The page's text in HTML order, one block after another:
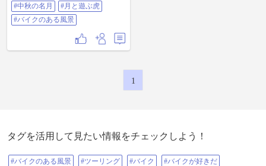
馬鹿にしたように私をほくそ笑
む。けれど、数週間、数ヶ月経つ
うちに彼らの態度が変わって、私
なる。中には師匠と呼ぶ者まで現
れる。私はそれを見て「善い」と
#中秋の名月
#月と遊ぶ虎
#バイクのある風景
1
タグを活用して見たい情報をチェックしよう！
#バイクのある風景 #ツーリング #バイク #バイクが好きだ